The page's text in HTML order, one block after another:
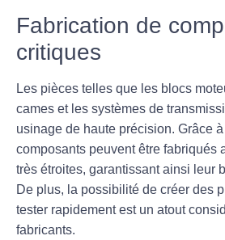
Fabrication de
critiques
Les pièces telles que les blocs
cames et les systèmes de
usinage de haute précision. Grâce
composants peuvent être fabriqués
très étroites, garantissant ainsi leur
De plus, la possibilité de créer des
tester rapidement est un atout
fabricants.